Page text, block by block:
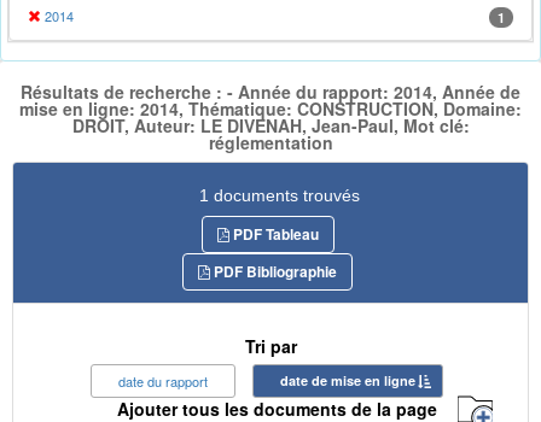
2014 1
Résultats de recherche : - Année du rapport: 2014, Année de
mise en ligne: 2014, Thématique: CONSTRUCTION, Domaine:
DROIT, Auteur: LE DIVENAH, Jean-Paul, Mot clé:
réglementation
1 documents trouvés
PDF Tableau
PDF Bibliographie
Tri par
date du rapport date de mise en ligne
Ajouter tous les documents de la page